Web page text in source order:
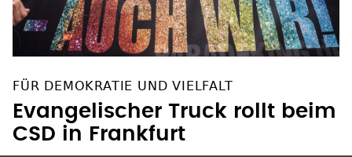
FÜR DEMOKRATIE UND VIELFALT
Evangelischer Truck rollt beim
CSD in Frankfurt